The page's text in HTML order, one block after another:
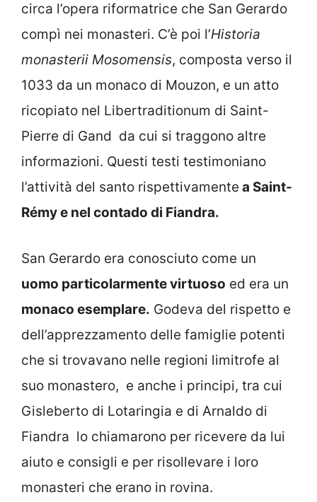
circa l’opera riformatrice che San Gerardo
compì nei monasteri. C’è poi l’Historia
monasterii Mosomensis, composta verso il
1033 da un monaco di Mouzon, e un atto
ricopiato nel Libertraditionum di Saint-
Pierre di Gand da cui si traggono altre
informazioni. Questi testi testimoniano
l’attività del santo rispettivamente a Saint-
Rémy e nel contado di Fiandra.
San Gerardo era conosciuto come un
uomo particolarmente virtuoso ed era un
monaco esemplare. Godeva del rispetto e
dell’apprezzamento delle famiglie potenti
che si trovavano nelle regioni limitrofe al
suo monastero, e anche i principi, tra cui
Gisleberto di Lotaringia e di Arnaldo di
Fiandra lo chiamarono per ricevere da lui
aiuto e consigli e per risollevare i loro
monasteri che erano in rovina.